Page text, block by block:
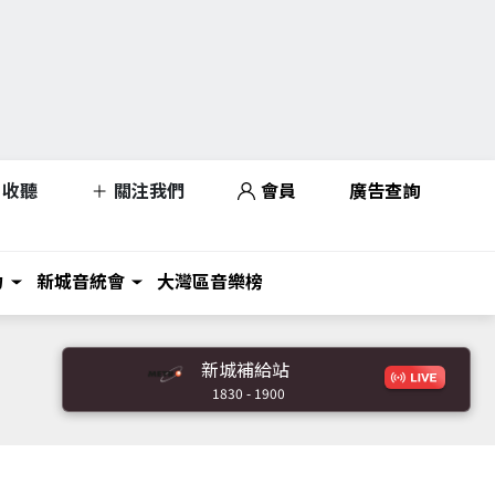
收聽 關注我們 會員 廣告查詢
新城音統會 大灣區音樂榜
新城補給站
1830 - 1900